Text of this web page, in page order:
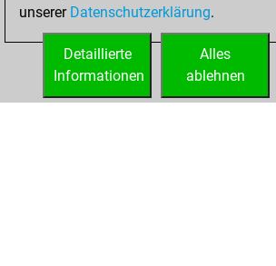
You created
your Studies account
Studies
unserer Datenschutzerklärung.
Alles
ablehnen
Detaillierte
Informationen